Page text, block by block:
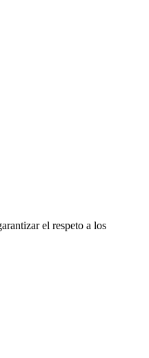
el respeto a los